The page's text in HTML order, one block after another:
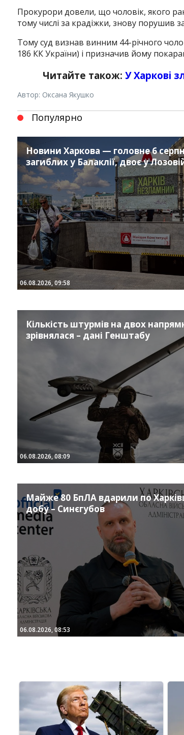
Прокурори довели, що чоловік, якого
тому числі за крадіжки, знову порушив
Тому суд визнав винним 44-річного
186 КК України) і призначив йому
Читайте також: У Харкові
Автор: Оксана Якушко
Популярно
Новини Харкова — головне 6
загиблих у Балаклії, двоє у
06.08.2026, 09:58
Кількість штурмів на двох
зрівнялася – дані Генштабу
06.08.2026, 08:09
Майже 80 БпЛА вдарили по
добу – Синєгубов
06.08.2026, 08:53
InstagramFacebook
TwitterYoutube